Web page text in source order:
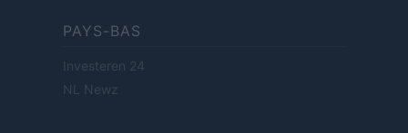
PAYS-BAS
Investeren 24
NL Newz